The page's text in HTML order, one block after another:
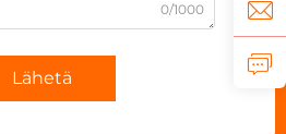
0/1000
Lähetä